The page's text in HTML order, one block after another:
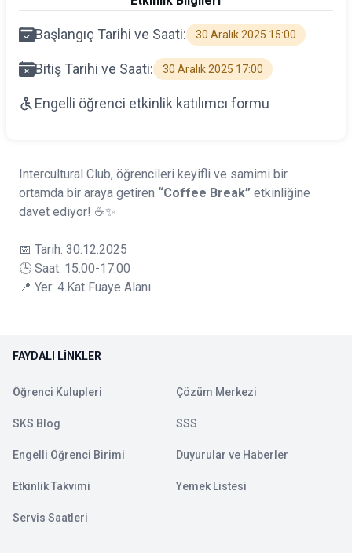
Başlangıç Tarihi ve Saati: 30 Aralık 2025 15:00
Bitiş Tarihi ve Saati: 30 Aralık 2025 17:00
Engelli öğrenci etkinlik katılımcı formu
Intercultural Club, öğrencileri keyifli ve samimi bir
ortamda bir araya getiren “Coffee Break” etkinliğine
davet ediyor! ☕✨
📅 Tarih: 30.12.2025
🕒 Saat: 15.00-17.00
📍 Yer: 4.Kat Fuaye Alanı
FAYDALI LINKLER
Öğrenci Kulupleri Çözüm Merkezi
SKS Blog SSS
Engelli Öğrenci Birimi Duyurular ve Haberler
Etkinlik Takvimi Yemek Listesi
Servis Saatleri